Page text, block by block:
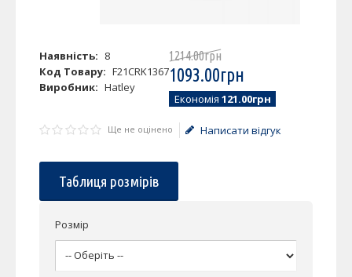
Наявність: 8
Код Товару: F21CRK1367
Виробник: Hatley
1214.00грн
1093.00грн
Економія 121.00грн
Ще не оцінено Написати відгук
Таблиця розмірів
Розмір